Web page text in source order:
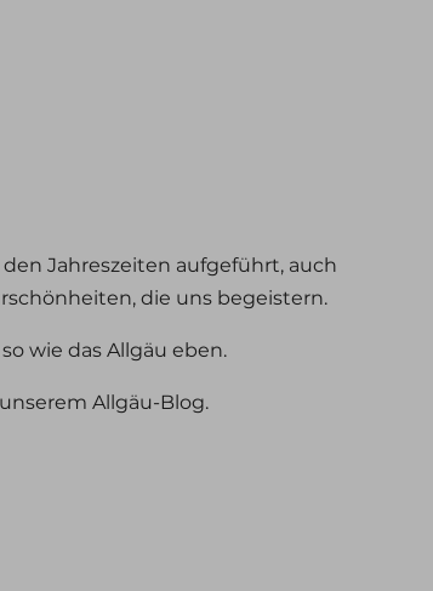
Jahreszeiten aufgeführt, auch
die uns begeistern.
wie das Allgäu eben.
Allgäu-Blog.